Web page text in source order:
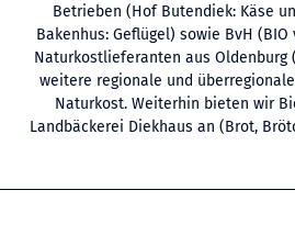
Betrieben (Hof Butendiek: Käse
Bakenhus: Geflügel) sowie BvH
Naturkostlieferanten aus Oldenburg
weitere regionale und
Naturkost. Weiterhin bieten wir
Landbäckerei Diekhaus an (Brot,